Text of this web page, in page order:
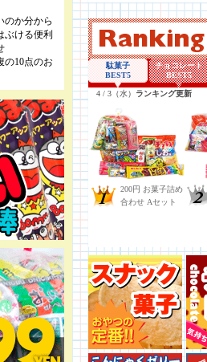
のか分から
ぶける便利
の10点のお